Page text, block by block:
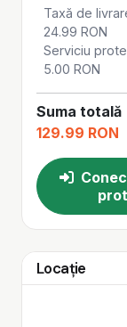
Taxă de
24.99 RON
Serviciu
5.00 RON
Suma totală
129.99 RON
Locație